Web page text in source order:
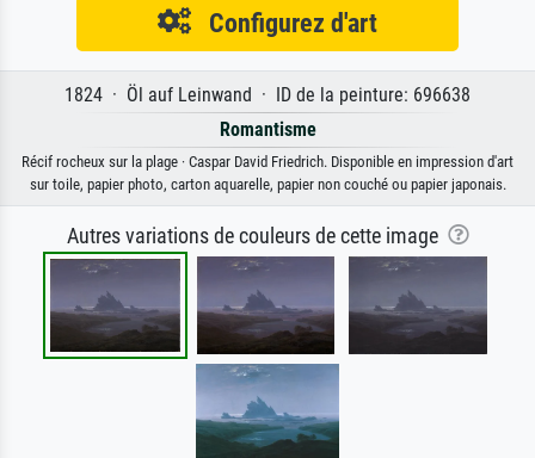
Configurez d'art
1824 · Öl auf Leinwand · ID de la peinture: 696638
Romantisme
Récif rocheux sur la plage · Caspar David Friedrich. Disponible en impression d'art
sur toile, papier photo, carton aquarelle, papier non couché ou papier japonais.
Autres variations de couleurs de cette image